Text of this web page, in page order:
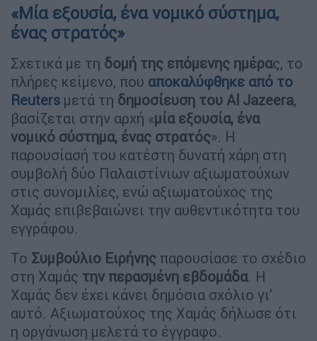
«Mία εξουσία, ένα νομικό σύστημα,
ένας στρατός»
Σχετικά με τη δομή της επόμενης ημέρας, το
πλήρες κείμενο, που αποκαλύφθηκε από το
Reuters μετά τη δημοσίευση του Al Jazeera,
βασίζεται στην αρχή «μία εξουσία, ένα
νομικό σύστημα, ένας στρατός». Η
παρουσίασή του κατέστη δυνατή χάρη στη
συμβολή δύο Παλαιστίνιων αξιωματούχων
στις συνομιλίες, ενώ αξιωματούχος της
Χαμάς επιβεβαιώνει την αυθεντικότητα του
εγγράφου.
Το Συμβούλιο Ειρήνης παρουσίασε το σχέδιο
στη Χαμάς την περασμένη εβδομάδα. Η
Χαμάς δεν έχει κάνει δημόσια σχόλιο γι’
αυτό. Αξιωματούχος της Χαμάς δήλωσε ότι
η οργάνωση μελετά το έγγραφο.